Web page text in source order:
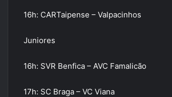
16h: CARTaipense – Valpacinhos
Juniores
16h: SVR Benfica – AVC Famalicão
17h: SC Braga – VC Viana